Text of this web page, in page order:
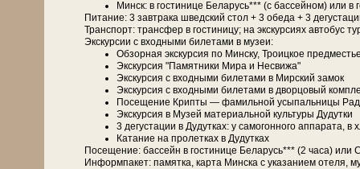
Минск: в го­сти­ни­це Бе­ла­русь*** (с бас­сей­ном) или
Питание: 3 зав­тра­ка швед­ский стол + 3 обе­да + 3
Транс­порт: транс­фер в го­сти­ни­цу; на экс­кур­си­ях ав­то­бус
Экскурсии с вход­ны­ми би­ле­та­ми в му­зеи:
Об­зор­ная экскурсия по Мин­ску, Тро­иц­кое
Экс­кур­сия "Памятники Мира и Несвижа"
Экс­кур­сия с вход­ны­ми би­ле­та­ми в Мирский за­мок
Экс­кур­сия с вход­ны­ми би­ле­та­ми в двор­цо­вый
По­се­ще­ние Крипты — фамильной усыпальницы
Экс­кур­сия в Музей ма­те­ри­аль­ной куль­ту­ры Ду­дутки
3 де­густа­ции в Ду­дут­ках: у са­мо­гон­но­го ап­па­ра­та,
Ка­та­ние на про­лет­ках в Ду­дут­ках
По­се­ще­ние: бас­сейн в го­сти­ни­це Бе­ла­русь*** (2 ча­са)
Ин­форм­па­кет: па­мят­ка, кар­та Мин­ска с ука­за­ни­ем оте­ля,